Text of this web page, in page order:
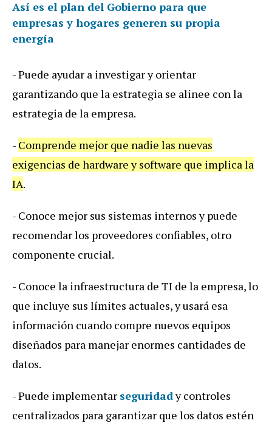
Así es el plan del Gobierno para que
empresas y hogares generen su propia
energía
- Puede ayudar a investigar y orientar
garantizando que la estrategia se alinee con la
estrategia de la empresa.
- Comprende mejor que nadie las nuevas
exigencias de hardware y software que implica la
IA.
- Conoce mejor sus sistemas internos y puede
recomendar los proveedores confiables, otro
componente crucial.
- Conoce la infraestructura de TI de la empresa, lo
que incluye sus límites actuales, y usará esa
información cuando compre nuevos equipos
diseñados para manejar enormes cantidades de
datos.
- Puede implementar seguridady controles
centralizados para garantizar que los datos estén